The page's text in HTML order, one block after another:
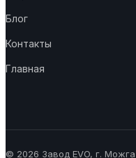
Блог
Контакты
Главная
© 2026 Завод EVO, г. Можга